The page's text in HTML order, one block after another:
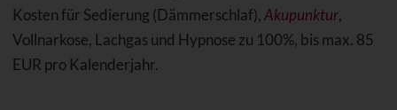
Kosten für Sedierung (Dämmerschlaf),Akupunktur,
Vollnarkose, Lachgas und Hypnose zu 100%, bis max. 85
EUR pro Kalenderjahr.